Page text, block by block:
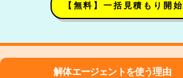
【無料】一括見積もり開始
解体エージェントを使う理由